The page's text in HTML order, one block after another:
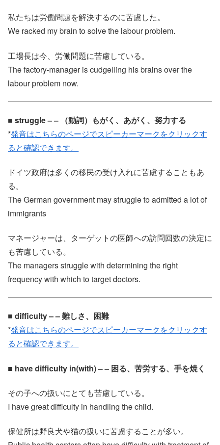
私たちは労働問題を解決するのに苦慮した。
We racked my brain to solve the labour problem.
工場長は今、労働問題に苦慮している。
The factory-manager is cudgelling his brains over the
labour problem now.
■ struggle – – （動詞）もがく、あがく、努力する
*発音はこちらのページでスピーカーマークをクリックす
ると確認できます。
ドイツ政府は多くの移民の受け入れに苦慮することもあ
る。
The German government may struggle to admitted a lot of
immigrants
マネージャーは、ターゲットの医師への訪問回数の決定に
も苦慮している。
The managers struggle with determining the right
frequency with which to target doctors.
■ difficulty – – 難しさ、困難
*発音はこちらのページでスピーカーマークをクリックす
ると確認できます。
■ have difficulty in(with) – – 困る、苦労する、手を焼く
その子への扱いにとても苦慮している。
I have great difficulty in handling the child.
保健所は野良犬や猫の扱いに苦慮することが多い。